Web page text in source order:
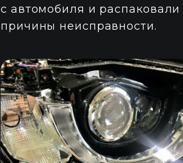
с автомобиля и
причины неисправности.